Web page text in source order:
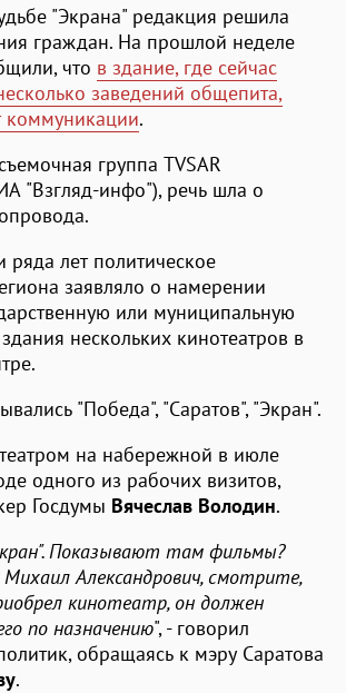
"Экрана" редакция решила
граждан. На прошлой неделе
что в здание, где сейчас
заведений общепита,
.
группа TVSAR
"Взгляд-инфо"), речь шла о
лет политическое
заявляло о намерении
или муниципальную
нескольких кинотеатров в
"Победа", "Саратов", "Экран".
на набережной в июле
одного из рабочих визитов,
Госдумы Вячеслав Володин.
Показывают там фильмы?
Александрович, смотрите,
кинотеатр, он должен
по назначению", - говорил
обращаясь к мэру Саратова
.